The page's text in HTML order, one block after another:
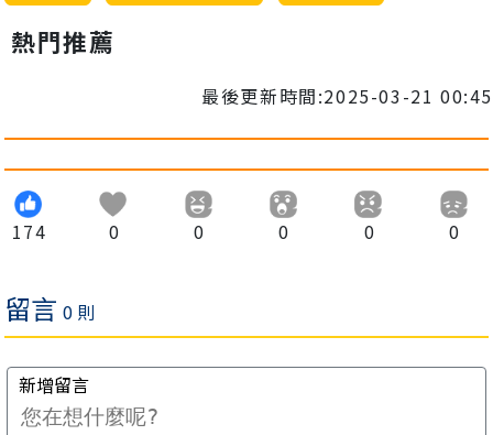
熱門推薦
最後更新時間:2025-03-21 00:45
174 0 0 0 0 0